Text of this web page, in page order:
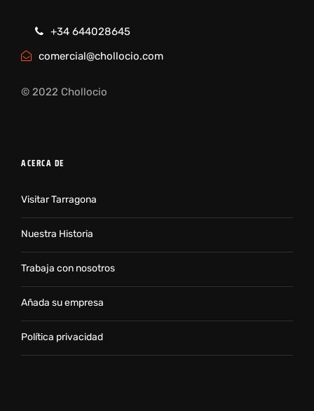
+34 644028645
comercial@chollocio.com
© 2022 Chollocio
ACERCA DE
Visitar Tarragona
Nuestra Historia
Trabaja con nosotros
Añada su empresa
Política privacidad